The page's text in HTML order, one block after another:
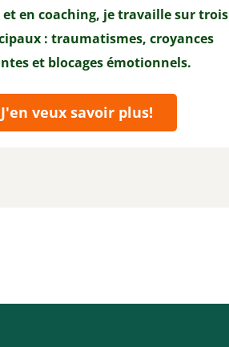
en coaching, je travaille sur trois
: traumatismes, croyances
et blocages émotionnels.
J'en veux savoir plus!